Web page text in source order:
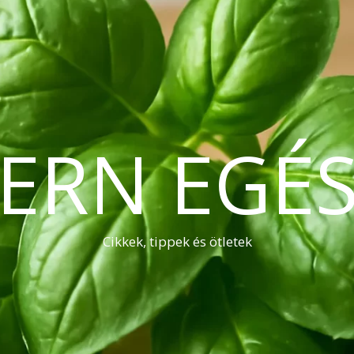
Cikkek, tippek és ötletek